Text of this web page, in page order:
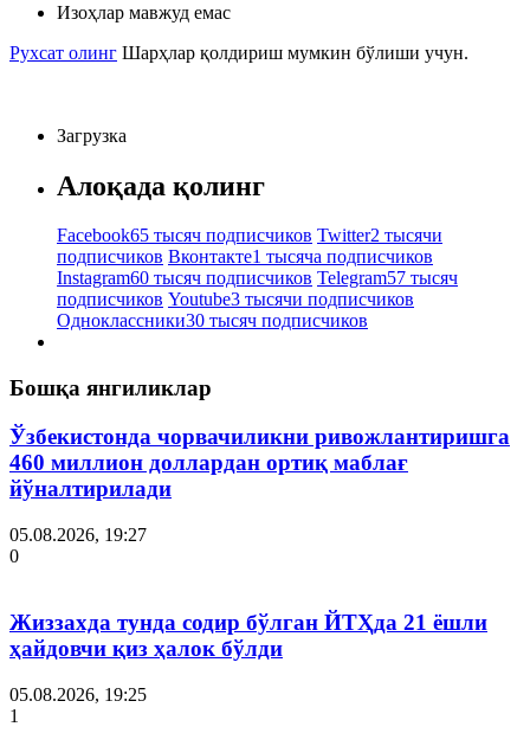
Изоҳлар мавжуд емас
Рухсат олинг Шарҳлар қолдириш мумкин бўлиши учун.
Загрузка
Алоқада қолинг
Facebook65 тысяч подписчиков Twitter2 тысячи
подписчиков Вконтакте1 тысяча подписчиков
Instagram60 тысяч подписчиков Telegram57 тысяч
подписчиков Youtube3 тысячи подписчиков
Одноклассники30 тысяч подписчиков
Бошқа янгиликлар
Ўзбекистонда чорвачиликни ривожлантиришга
460 миллион доллардан ортиқ маблағ
йўналтирилади
05.08.2026, 19:27
0
Жиззахда тунда содир бўлган ЙТҲда 21 ёшли
ҳайдовчи қиз ҳалок бўлди
05.08.2026, 19:25
1